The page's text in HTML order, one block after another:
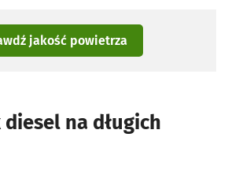
jakość powietrza
na długich